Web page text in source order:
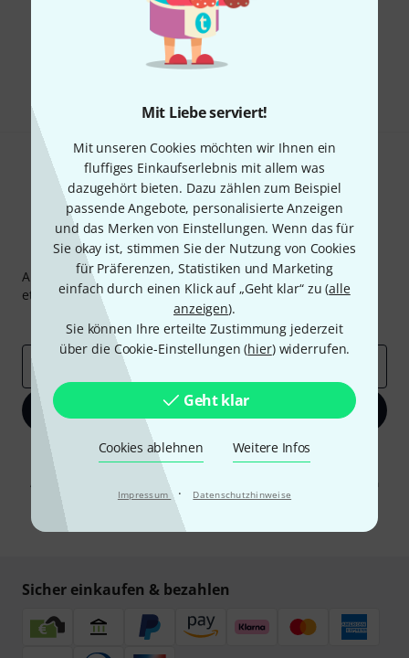
Mit Liebe serviert!
Mit unseren Cookies möchten wir Ihnen ein
fluffiges Einkaufserlebnis mit allem was
dazugehört bieten. Dazu zählen zum Beispiel
passende Angebote, personalisierte Anzeigen
und das Merken von Einstellungen. Wenn das für
Sie okay ist, stimmen Sie der Nutzung von Cookies
für Präferenzen, Statistiken und Marketing
einfach durch einen Klick auf „Geht klar“ zu (alle
anzeigen).
Sie können Ihre erteilte Zustimmung jederzeit
über die Cookie-Einstellungen (hier) widerrufen.
Geht klar
Cookies ablehnen Weitere Infos
Impressum · Datenschutzhinweise
Gefällt Ihnen, was Sie sehen?
Thomann Newsletter
Abonniere den Thomann Newsletter und gewinne mit
etwas Glück einen von50 Gutscheinenüber jeweils50€
Inspirierende Beiträge
Deals Thomann Insights
E-Mail-Adresse
Jetzt anmelden
Mit Klick auf „Jetzt anmelden“ stimmen Sie dem Erhalt von E-Mail-
Werbung und einer Messung des E-Mail-Nutzungsverhaltens zu. Die
Abmeldung ist jederzeit möglich. Weitere Informationen finden Sie in
unserenDatenschutzhinweisen.
* Pflichtfeld
Sicher einkaufen & bezahlen